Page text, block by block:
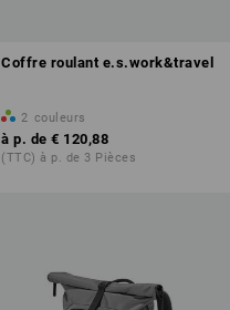
Coffre roulant e.s.work&travel
2 couleurs
à p. de € 120,88
(TTC) à p. de 3 Pièces